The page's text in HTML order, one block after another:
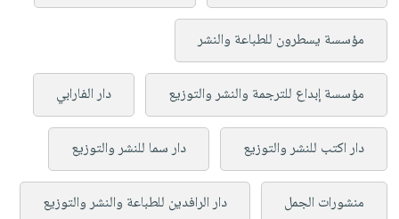
مؤسسة يسطرون للطباعة والنشر
مؤسسة إبداع للترجمة والنشر والتوزيع دار الفارابي
دار اكتب للنشر والتوزيع دار سما للنشر والتوزيع
منشورات الجمل دار الرافدين للطباعة والنشر والتوزيع